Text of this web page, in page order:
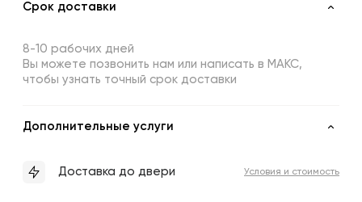
Срок доставки
8-10 рабочих дней
Вы можете позвонить нам или написать в МАКС,
чтобы узнать точный срок доставки
Дополнительные услуги
Доставка до двери Условия и стоимость